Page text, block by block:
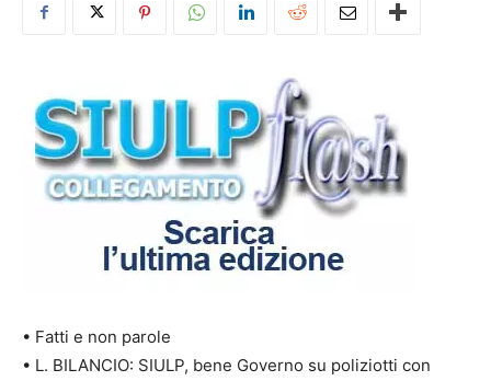
• Fatti e non parole
• L. BILANCIO: SIULP, bene Governo su poliziotti con